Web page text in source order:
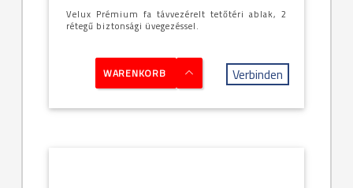
Velux Prémium fa távvezérelt tetőtéri ablak, 2
rétegű biztonsági üvegezéssel.
WARENKORB Verbinden